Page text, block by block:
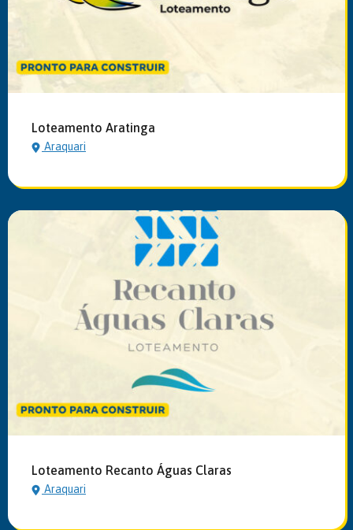
Loteamento Aratinga
Araquari
Loteamento Recanto Águas Claras
Araquari